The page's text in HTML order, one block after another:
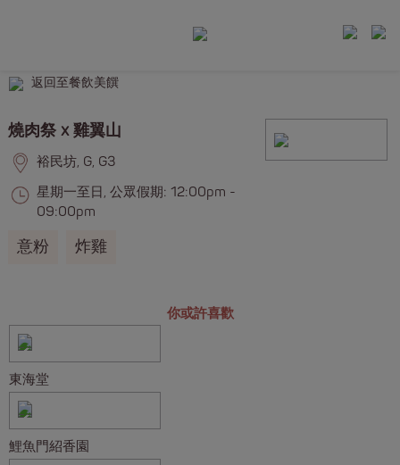
返回至餐飲美饌
燒肉祭 x 雞翼山
裕民坊, G, G3
星期一至日, 公眾假期: 12:00pm -
09:00pm
意粉 炸雞
你或許喜歡
東海堂
鯉魚門紹香園